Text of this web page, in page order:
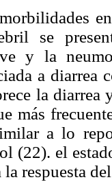
se
y la
a
la diarrea
más
a lo
(22). el
respuesta